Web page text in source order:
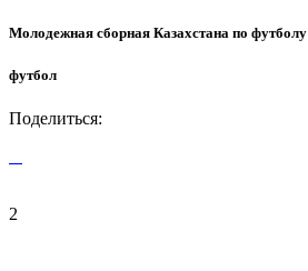
Молодежная сборная Казахстана по футболу
футбол
Поделиться:
2